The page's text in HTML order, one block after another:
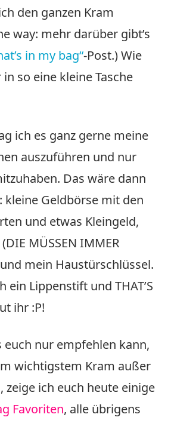
den ganzen Kram
way: mehr darüber gibt’s
in my bag“-Post.) Wie
so eine kleine Tasche
ich es ganz gerne meine
auszuführen und nur
Das wäre dann
kleine Geldbörse mit den
und etwas Kleingeld,
MÜSSEN IMMER
mein Haustürschlüssel.
ein Lippenstift und THAT’S
ihr :P!
euch nur empfehlen kann,
wichtigstem Kram außer
zeige ich euch heute einige
Favoriten, alle übrigens